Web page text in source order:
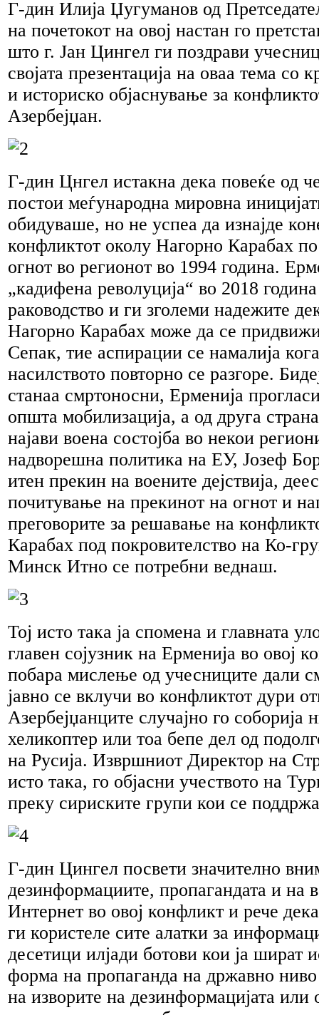
Г-дин Илија Џугуманов од
на почетокот на овој настан го
што г. Јан Цингел ги поздрави
својата презентација на оваа тема со
и историско објаснување за
Азербејџан.
Г-дин Цнгел истакна дека повеќе од
постои меѓународна мировна
обидуваше, но не успеа да изнајде
конфликтот околу Нагорно Карабах
огнот во регионот во 1994 година.
„кадифена револуција“ во 2018
раководство и ги зголеми надежите
Нагорно Карабах може да се
Сепак, тие аспирации се намалија
насилството повторно се разгоре.
станаа смртоносни, Ерменија
општа мобилизација, а од друга
најави воена состојба во некои
надворешна политика на ЕУ, Јозеф
итен прекин на воените дејствија,
почитување на прекинот на огнот и
преговорите за решавање на
Карабах под покровителство на Ко-
Минск Итно се потребни веднаш.
Тој исто така ја спомена и главната
главен сојузник на Ерменија во овој
побара мислење од учесниците дали
јавно се вклучи во конфликтот дури
Азербејџанците случајно го соборија
хеликоптер или тоа бепе дел од
на Русија. Извршниот Директор на
исто така, го објасни учеството на
преку сириските групи кои се
Г-дин Цингел посвети значително
дезинформациите, пропагандата и на
Интернет во овој конфликт и рече
ги користеле сите алатки за
десетици илјади ботови кои ја шират
форма на пропаганда на државно
на изворите на дезинформацијата или